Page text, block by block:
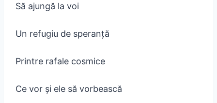
Să ajungă la voi
Un refugiu de speranță
Printre rafale cosmice
Ce vor și ele să vorbească